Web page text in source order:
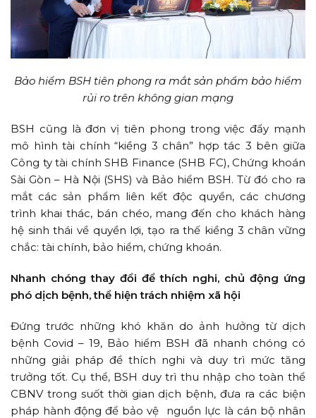
Bảo hiểm BSH tiên phong ra mắt sản phẩm bảo hiểm
rủi ro trên không gian mạng
BSH cũng là đơn vị tiên phong trong việc đẩy mạnh
mô hình tài chính “kiềng 3 chân” hợp tác 3 bên giữa
Công ty tài chính SHB Finance (SHB FC), Chứng khoán
Sài Gòn – Hà Nội (SHS) và Bảo hiểm BSH. Từ đó cho ra
mắt các sản phẩm liên kết độc quyền, các chương
trình khai thác, bán chéo, mang đến cho khách hàng
hệ sinh thái về quyền lợi, tạo ra thế kiềng 3 chân vững
chắc: tài chính, bảo hiểm, chứng khoán.
Nhanh chóng thay đổi để thích nghi, chủ động ứng
phó dịch bệnh, thể hiện trách nhiệm xã hội
Đứng trước những khó khăn do ảnh hưởng từ dịch
bệnh Covid – 19, Bảo hiểm BSH đã nhanh chóng có
những giải pháp để thích nghi và duy trì mức tăng
trưởng tốt. Cụ thể, BSH duy trì thu nhập cho toàn thể
CBNV trong suốt thời gian dịch bệnh, đưa ra các biện
pháp hành động để bảo vệ nguồn lực là cán bộ nhân